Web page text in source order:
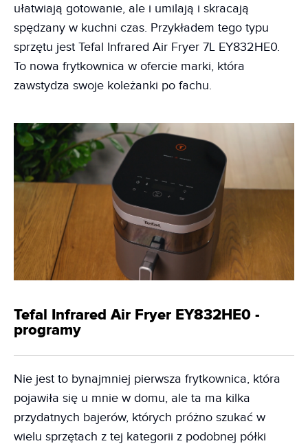
ułatwiają gotowanie, ale i umilają i skracają
spędzany w kuchni czas. Przykładem tego typu
sprzętu jest Tefal Infrared Air Fryer 7L EY832HE0.
To nowa frytkownica w ofercie marki, która
zawstydza swoje koleżanki po fachu.
Tefal Infrared Air Fryer EY832HE0 -
programy
Nie jest to bynajmniej pierwsza frytkownica, która
pojawiła się u mnie w domu, ale ta ma kilka
przydatnych bajerów, których próżno szukać w
wielu sprzętach z tej kategorii z podobnej półki